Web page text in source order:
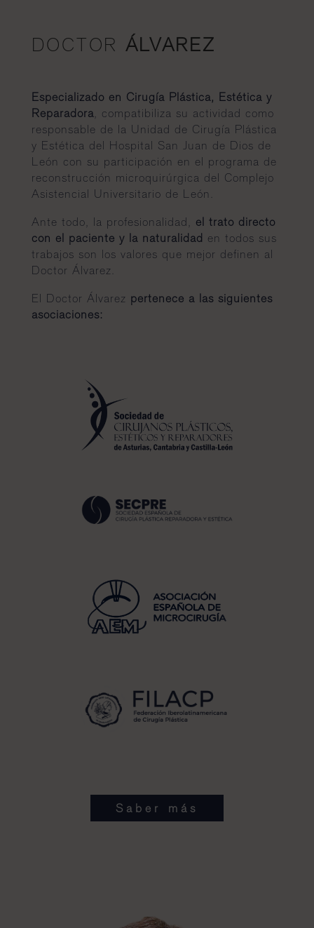
DOCTOR ÁLVAREZ
Especializado en Cirugía Plástica, Estética y
Reparadora, compatibiliza su actividad como
responsable de la Unidad de Cirugía Plástica
y Estética del Hospital San Juan de Dios de
León con su participación en el programa de
reconstrucción microquirúrgica del Complejo
Asistencial Universitario de León.
Ante todo, la profesionalidad, el trato directo
con el paciente y la naturalidad en todos sus
trabajos son los valores que mejor definen al
Doctor Álvarez.
El Doctor Álvarez pertenece a las siguientes
asociaciones:
Saber más